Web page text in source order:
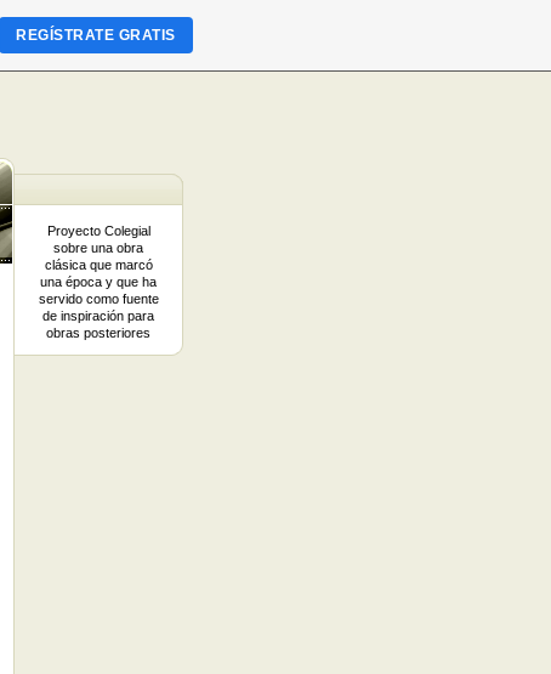
Proyecto Colegial
sobre una obra
clásica que marcó
una época y que ha
servido como fuente
de inspiración para
obras posteriores
REGÍSTRATE GRATIS